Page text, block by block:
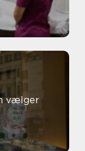
vælger